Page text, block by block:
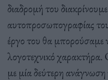
διαδρομή του διακρίνουμε
αυτοπροσωπογραφίας
έργο του θα μπορούσαμε
λογοτεχνικό χαρακτήρα.
με μία δεύτερη